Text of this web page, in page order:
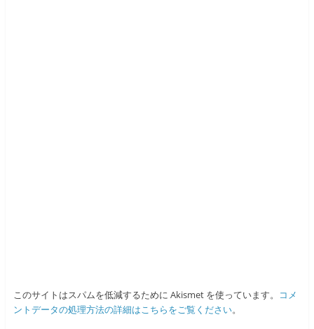
このサイトはスパムを低減するために Akismet を使っています。
コメ
ントデータの処理方法の詳細はこちらをご覧ください。